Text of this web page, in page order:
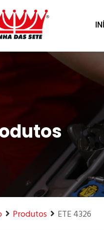
Produtos
Produtos ETE 4326